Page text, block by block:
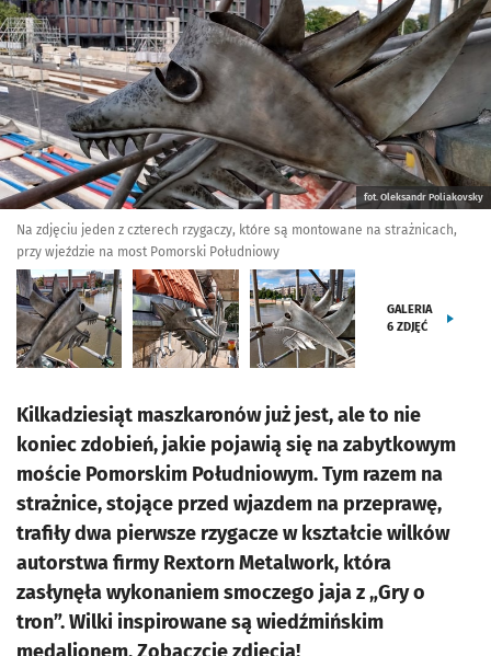
fot. Oleksandr Poliakovsky
Na zdjęciu jeden z czterech rzygaczy, które są montowane na strażnicach,
przy wjeździe na most Pomorski Południowy
GALERIA
6 ZDJĘĆ
Kilkadziesiąt maszkaronów już jest, ale to nie
koniec zdobień, jakie pojawią się na zabytkowym
moście Pomorskim Południowym. Tym razem na
strażnice, stojące przed wjazdem na przeprawę,
trafiły dwa pierwsze rzygacze w kształcie wilków
autorstwa firmy Rextorn Metalwork, która
zasłynęła wykonaniem smoczego jaja z „Gry o
tron”. Wilki inspirowane są wiedźmińskim